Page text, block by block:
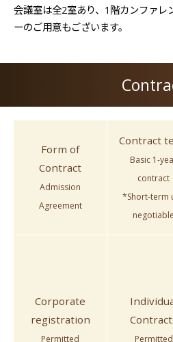
会議室は全2室あり、1階カンファレ
ーのご用意もございます。
Form of
Contract
Admission
Agreement
Contract
Basic 1-
contract
*Short-term
negotiable
Corporate
registration
Permitted Permitted